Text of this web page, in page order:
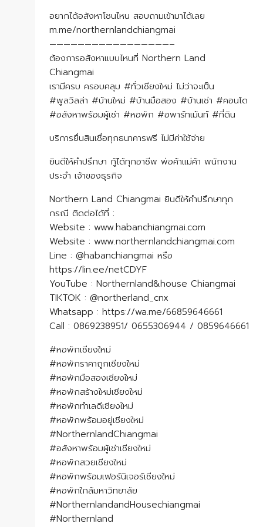
อยากได้อสังหาโซนไหน สอบถามเข้ามาได้เลย
m.me/northernlandchiangmai
—————————————————–
ต้องการอสังหาแบบไหนที่ Northern Land
Chiangmai
เรามีครบ ครอบคลุม #ทั่วเชียงใหม่ ไม่ว่าจะเป็น
#พูลวิลล่า #บ้านใหม่ #บ้านมือสอง #บ้านเช่า #คอนโด
#อสังหาพร้อมผู้เช่า #หอพัก #อพาร์ทเม้นท์ #ที่ดิน
บริ​การยื่น​สินเชื่อ​ทุก​ธนาคาร​ฟรี​ ไม่มีค่าใช้จ่าย
ยินดีให้คำปรึกษา กู้ได้ทุกอาชีพ พ่อค้าแม่ค้า พนักงาน
ประจำ เจ้าของธุรกิจ
Northern Land Chiangmai ยินดีให้คำปรึกษาทุก
กรณี ติดต่อได้ที่ :
Website : www.habanchiangmai.com
Website : www.northernlandchiangmai.com
Line : @habanchiangmai​ หรือ
https://lin.ee/netCDYF
YouTube : Northernland&house Chiangmai
TIKTOK : @northerland_cnx
Whatsapp : https://wa.me/66859646661
Call : 0869238951​/ 0655306944​ / 0859646661
#หอพักเชียงใหม่
#หอพักราคาถูกเชียงใหม่
#หอพักมือสองเชียงใหม่
#หอพักสร้างใหม่เชียงใหม่
#หอพักทำเลดีเชียงใหม่
#หอพักพร้อมอยู่เชียงใหม่
#NorthernlandChiangmai
#อสังหาพร้อมผู้เช่าเชียงใหม่
#หอพักสวยเชียงใหม่
#หอพักพร้อมเฟอร์นิเจอร์เชียงใหม่
#หอพักใกล้มหาวิทยาลัย
#NorthernlandandHousechiangmai
#Northernland